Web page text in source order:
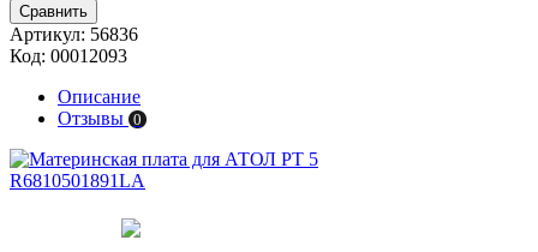
Сравнить
Артикул: 56836
Код: 00012093
Описание
Отзывы 0